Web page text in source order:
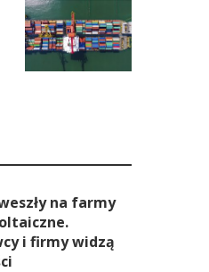
na farmy
i firmy widzą